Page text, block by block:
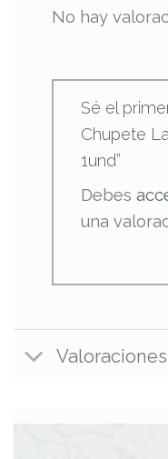
No hay
Sé el
Chupete
1und”
Debes
una